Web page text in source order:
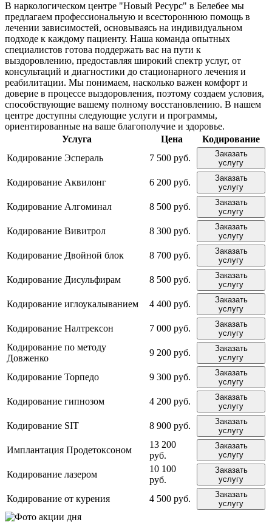
В наркологическом центре "Новый Ресурс" в Белебее мы
предлагаем профессиональную и всестороннюю помощь в
лечении зависимостей, основываясь на индивидуальном
подходе к каждому пациенту. Наша команда опытных
специалистов готова поддержать вас на пути к
выздоровлению, предоставляя широкий спектр услуг, от
консультаций и диагностики до стационарного лечения и
реабилитации. Мы понимаем, насколько важен комфорт и
доверие в процессе выздоровления, поэтому создаем условия,
способствующие вашему полному восстановлению. В нашем
центре доступны следующие услуги и программы,
ориентированные на ваше благополучие и здоровье.
Услуга
Цена
Кодирование
Кодирование Эспераль
7 500 руб.
Заказать
услугу
Кодирование Аквилонг 6 200 руб.
Заказать
услугу
Кодирование Алгоминал 8 500 руб.
Заказать
услугу
Кодирование Вивитрол 8 300 руб.
Заказать
услугу
Кодирование Двойной блок 8 700 руб.
Заказать
услугу
Кодирование Дисульфирам 8 500 руб.
Заказать
услугу
Кодирование иглоукалыванием 4 400 руб.
Заказать
услугу
Кодирование Налтрексон 7 000 руб.
Заказать
услугу
Кодирование по методу
Довженко
9 200 руб.
Заказать
услугу
Кодирование Торпедо 9 300 руб.
Заказать
услугу
Кодирование гипнозом 4 200 руб.
Заказать
услугу
Кодирование SIT 8 900 руб.
Заказать
услугу
Имплантация Продетоксоном
13 200
руб.
Заказать
услугу
Кодирование лазером
10 100
руб.
Заказать
услугу
Кодирование от курения 4 500 руб.
Заказать
услугу